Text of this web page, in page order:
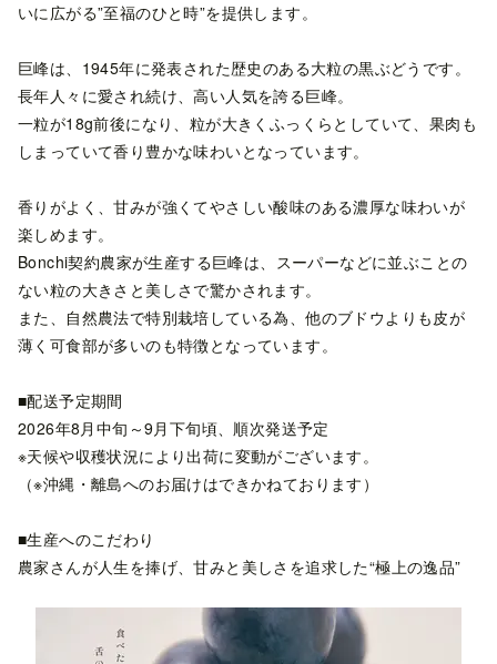
いに広がる”至福のひと時”を提供します。
巨峰は、1945年に発表された歴史のある大粒の黒ぶどうです。
長年人々に愛され続け、高い人気を誇る巨峰。
一粒が18g前後になり、粒が大きくふっくらとしていて、果肉も
しまっていて香り豊かな味わいとなっています。
香りがよく、甘みが強くてやさしい酸味のある濃厚な味わいが
楽しめます。
Bonchi契約農家が生産する巨峰は、スーパーなどに並ぶことの
ない粒の大きさと美しさで驚かされます。
また、自然農法で特別栽培している為、他のブドウよりも皮が
薄く可食部が多いのも特徴となっています。
■配送予定期間
2026年8月中旬～9月下旬頃、順次発送予定
※天候や収穫状況により出荷に変動がございます。
（※沖縄・離島へのお届けはできかねております）
■生産へのこだわり
農家さんが人生を捧げ、甘みと美しさを追求した“極上の逸品”